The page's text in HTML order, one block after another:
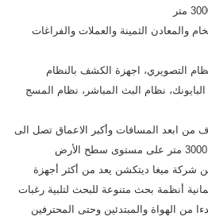
والمعادن الثمينة والعملات والفراغات
التصويري، اجهزة الكشف بالنظام
نظام البث المباشر، نظام المسج
من ابعد المسافات وأكبر الاعماق تصل الى
شركة ميغا ديتكشن يعد من أكثر أجهزة
أنظمة بحث متنوعة للبحث لتلبية رغبات
من الهواة والمبتدئين وحتى المحترفين